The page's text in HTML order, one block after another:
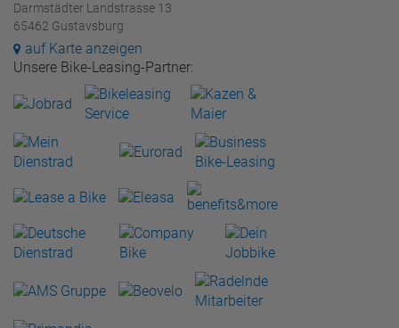
Darmstädter Landstrasse 13
65462 Gustavsburg
auf Karte anzeigen
Unsere Bike-Leasing-Partner: